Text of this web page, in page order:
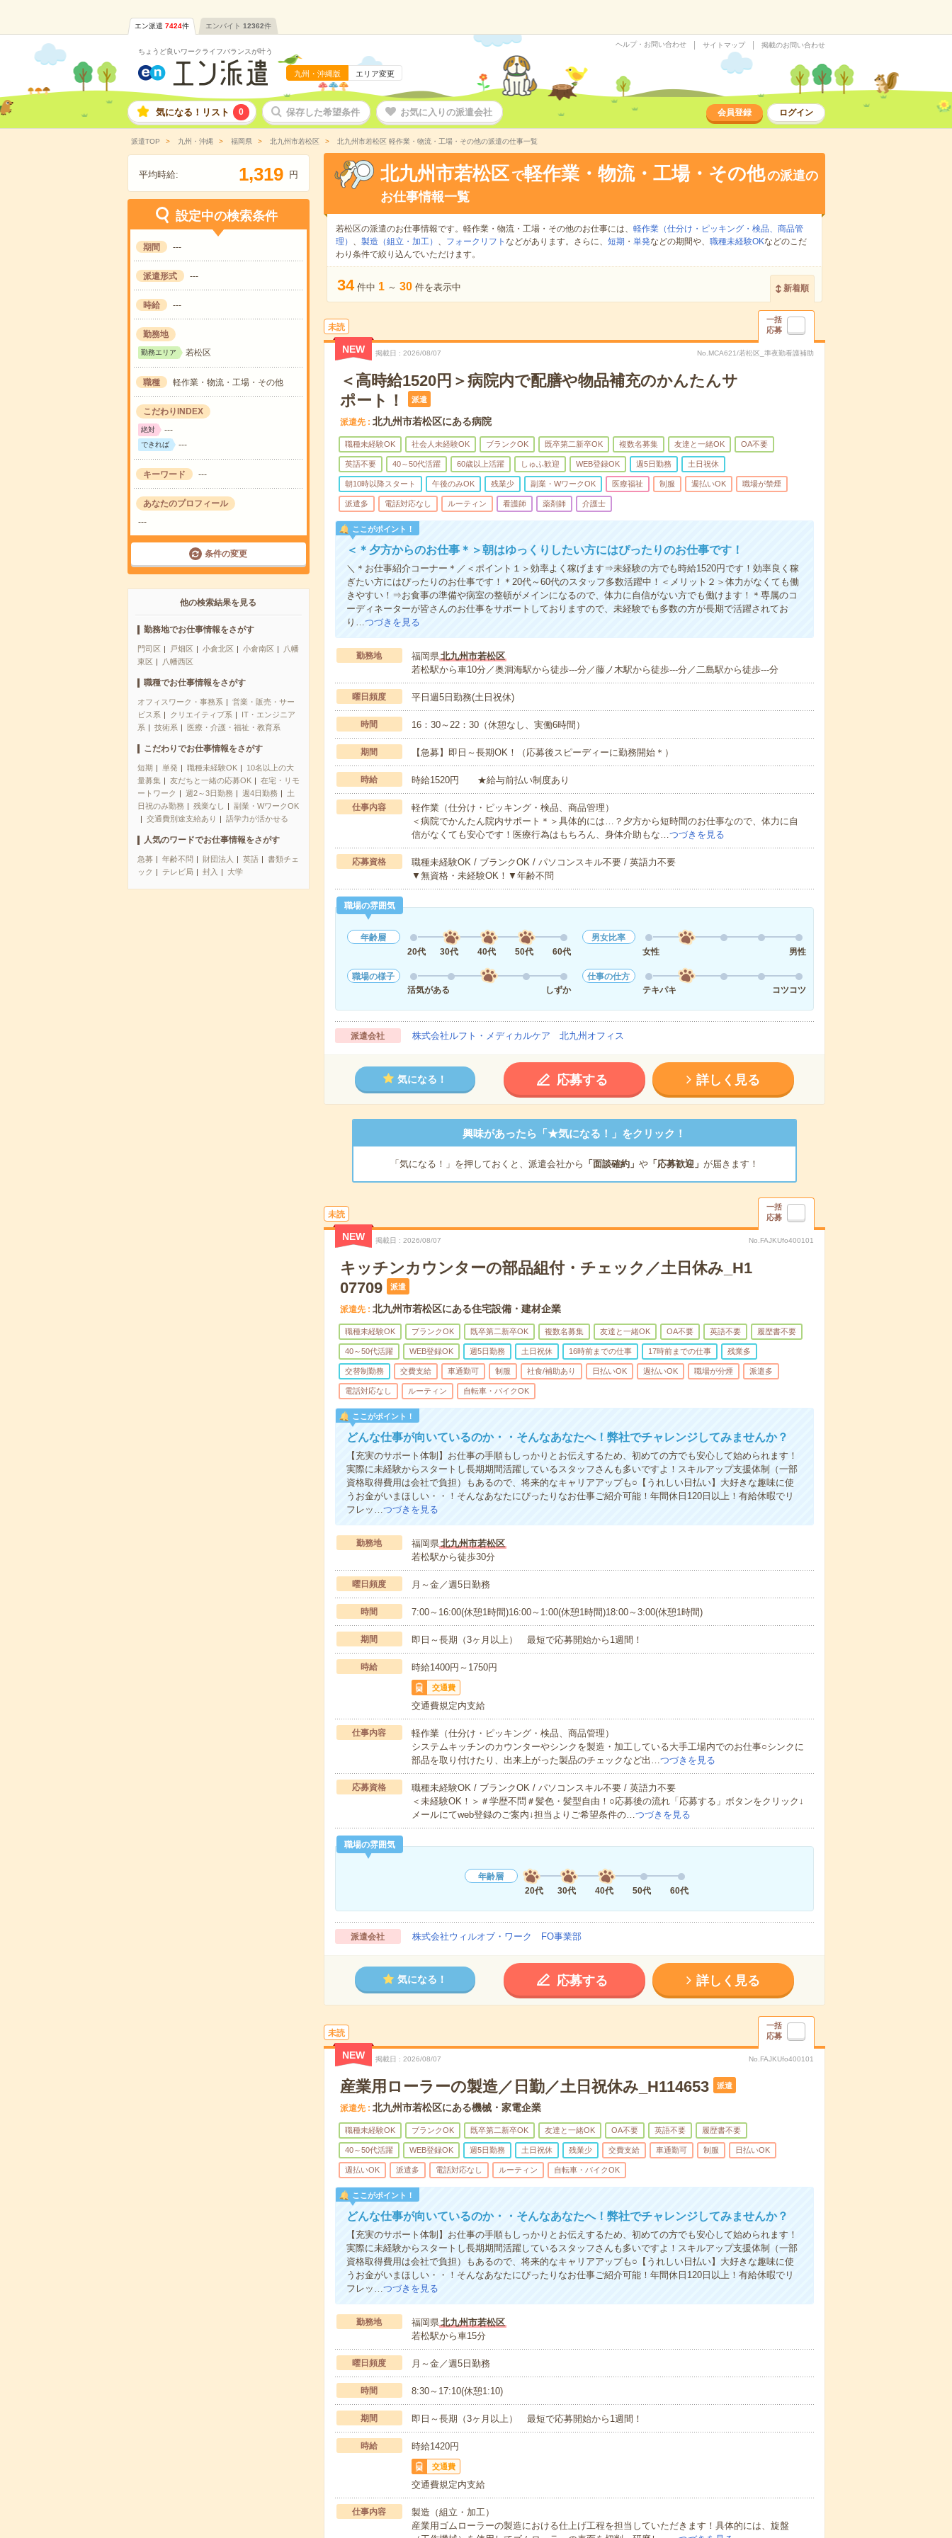
エン派遣 7424件 エンバイト 12362件
ちょうど良いワークライフバランスが叶う
九州・沖縄版 エリア変更
ヘルプ・お問い合わせ サイトマップ 掲載のお問い合わせ
気になる！リスト 0 保存した希望条件 お気に入りの派遣会社 会員登録 ログイン
派遣TOP 九州・沖縄 福岡県 北九州市若松区 北九州市若松区 軽作業・物流・工場・その他の派遣の仕事一覧
平均時給: 1,319 円
設定中の検索条件
期間 ---
派遣形式 ---
時給 ---
勤務地
勤務エリア 若松区
職種 軽作業・物流・工場・その他
こだわりINDEX
絶対 ---
できれば ---
キーワード ---
あなたのプロフィール
---
条件の変更
他の検索結果を見る
勤務地でお仕事情報をさがす
門司区 戸畑区 小倉北区 小倉南区
八幡
東区
八幡西区
職種でお仕事情報をさがす
オフィスワーク・事務系
営業・販売・サー
ビス系
クリエイティブ系
IT・エンジニア
系
技術系 医療・介護・福祉・教育系
こだわりでお仕事情報をさがす
短期 単発 職種未経験OK
10名以上の大
量募集
友だちと一緒の応募OK
在宅・リモ
ートワーク
週2～3日勤務 週4日勤務
土
日祝のみ勤務
残業なし
副業・WワークOK
交通費別途支給あり
語学力が活かせる
人気のワードでお仕事情報をさがす
急募 年齢不問 財団法人 英語
書類チェ
ック
テレビ局 封入 大学
北九州市若松区 で軽作業・物流・工場・その他の派遣の
お仕事情報一覧
若松区の派遣のお仕事情報です。軽作業・物流・工場・その他のお仕事には、 軽作業（仕分け・ピッキング・検品、商品管
理） 、 製造（組立・加工） 、 フォークリフト などがあります。さらに、 短期 ・ 単発などの期間や、 職種未経験OKなどのこだ
わり条件で絞り込んでいただけます。
34 件中 1 ～ 30 件を表示中 新着順
未読
一括
応募
NEW 掲載日 2026/08/07 No.MCA621/若松区_準夜勤看護補助
＜高時給1520円＞病院内で配膳や物品補充のかんたんサ
ポート！
派遣
派遣先 北九州市若松区にある病院
職種未経験OK 社会人未経験OK ブランクOK 既卒第二新卒OK 複数名募集 友達と一緒OK OA不要
英語不要 40～50代活躍 60歳以上活躍 しゅふ歓迎 WEB登録OK 週5日勤務 土日祝休
朝10時以降スタート 午後のみOK 残業少 副業・WワークOK 医療福祉 制服 週払いOK 職場が禁煙
派遣多 電話対応なし ルーティン 看護師 薬剤師 介護士
ここがポイント！
＜＊夕方からのお仕事＊＞朝はゆっくりしたい方にはぴったりのお仕事です！
＼＊お仕事紹介コーナー＊／＜ポイント１＞効率よく稼げます⇒未経験の方でも時給1520円です！効率良く稼
ぎたい方にはぴったりのお仕事です！＊20代～60代のスタッフ多数活躍中！＜メリット２＞体力がなくても働
きやすい！⇒お食事の準備や病室の整頓がメインになるので、体力に自信がない方でも働けます！＊専属のコ
ーディネーターが皆さんのお仕事をサポートしておりますので、未経験でも多数の方が長期で活躍されてお
り…つづきを見る
勤務地 福岡県北九州市若松区
若松駅から車10分／奥洞海駅から徒歩---分／藤ノ木駅から徒歩---分／二島駅から徒歩---分
曜日頻度 平日週5日勤務(土日祝休)
時間 16：30～22：30（休憩なし、実働6時間）
期間 【急募】即日～長期OK！（応募後スピーディーに勤務開始＊）
時給 時給1520円 ★給与前払い制度あり
仕事内容
軽作業（仕分け・ピッキング・検品、商品管理）
＜病院でかんたん院内サポート＊＞具体的には…？夕方から短時間のお仕事なので、体力に自
信がなくても安心です！医療行為はもちろん、身体介助もな…つづきを見る
応募資格
職種未経験OK / ブランクOK / パソコンスキル不要 / 英語力不要
▼無資格・未経験OK！▼年齢不問
職場の雰囲気
年齢層
20代
30代 40代 50代 60代
男女比率
女性
男性
職場の様子
活気がある
しずか
仕事の仕方
テキパキ
コツコツ
派遣会社 株式会社ルフト・メディカルケア 北九州オフィス
気になる！ 応募する 詳しく見る
興味があったら「★気になる！」をクリック！
「気になる！」を押しておくと、派遣会社から 「面談確約」 や「応募歓迎」 が届きます！
未読
一括
応募
NEW 掲載日 2026/08/07 No.FAJKUfo400101
キッチンカウンターの部品組付・チェック／土日休み_H1
07709
派遣
派遣先 北九州市若松区にある住宅設備・建材企業
職種未経験OK ブランクOK 既卒第二新卒OK 複数名募集 友達と一緒OK OA不要 英語不要 履歴書不要
40～50代活躍 WEB登録OK 週5日勤務 土日祝休 16時前までの仕事 17時前までの仕事 残業多
交替制勤務 交費支給 車通勤可 制服 社食/補助あり 日払いOK 週払いOK 職場が分煙 派遣多
電話対応なし ルーティン 自転車・バイクOK
ここがポイント！
どんな仕事が向いているのか・・そんなあなたへ！弊社でチャレンジしてみませんか？
【充実のサポート体制】お仕事の手順もしっかりとお伝えするため、初めての方でも安心して始められます！
実際に未経験からスタートし長期期間活躍しているスタッフさんも多いですよ！スキルアップ支援体制（一部
資格取得費用は会社で負担）もあるので、将来的なキャリアアップも○【うれしい日払い】大好きな趣味に使
うお金がいまほしい・・！そんなあなたにぴったりなお仕事ご紹介可能！年間休日120日以上！有給休暇でリ
フレッ…つづきを見る
勤務地 福岡県北九州市若松区
若松駅から徒歩30分
曜日頻度 月～金／週5日勤務
時間 7:00～16:00(休憩1時間)16:00～1:00(休憩1時間)18:00～3:00(休憩1時間)
期間 即日～長期（3ヶ月以上） 最短で応募開始から1週間！
時給 時給1400円～1750円
交通費
交通費規定内支給
仕事内容
軽作業（仕分け・ピッキング・検品、商品管理）
システムキッチンのカウンターやシンクを製造・加工している大手工場内でのお仕事○シンクに
部品を取り付けたり、出来上がった製品のチェックなど出…つづきを見る
応募資格
職種未経験OK / ブランクOK / パソコンスキル不要 / 英語力不要
＜未経験OK！＞＃学歴不問＃髪色・髪型自由！○応募後の流れ「応募する」ボタンをクリック↓
メールにてweb登録のご案内↓担当よりご希望条件の…つづきを見る
職場の雰囲気
年齢層
20代
30代 40代 50代 60代
派遣会社 株式会社ウィルオブ・ワーク FO事業部
気になる！ 応募する 詳しく見る
未読
一括
応募
NEW 掲載日 2026/08/07 No.FAJKUfo400101
産業用ローラーの製造／日勤／土日祝休み_H114653 派遣
派遣先 北九州市若松区にある機械・家電企業
職種未経験OK ブランクOK 既卒第二新卒OK 友達と一緒OK OA不要 英語不要 履歴書不要
40～50代活躍 WEB登録OK 週5日勤務 土日祝休 残業少 交費支給 車通勤可 制服 日払いOK
週払いOK 派遣多 電話対応なし ルーティン 自転車・バイクOK
ここがポイント！
どんな仕事が向いているのか・・そんなあなたへ！弊社でチャレンジしてみませんか？
【充実のサポート体制】お仕事の手順もしっかりとお伝えするため、初めての方でも安心して始められます！
実際に未経験からスタートし長期期間活躍しているスタッフさんも多いですよ！スキルアップ支援体制（一部
資格取得費用は会社で負担）もあるので、将来的なキャリアアップも○【うれしい日払い】大好きな趣味に使
うお金がいまほしい・・！そんなあなたにぴったりなお仕事ご紹介可能！年間休日120日以上！有給休暇でリ
フレッ… つづきを見る
勤務地 福岡県 北九州市若松区
若松駅から車15分
曜日頻度 月～金／週5日勤務
時間 8:30～17:10(休憩1:10)
期間 即日～長期（3ヶ月以上） 最短で応募開始から1週間！
時給 時給1420円
交通費
交通費規定内支給
仕事内容
製造（組立・加工）
産業用ゴムローラーの製造における仕上げ工程を担当していただきます！具体的には、旋盤